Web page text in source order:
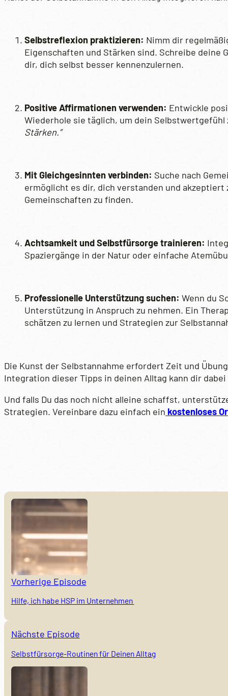
Selbstreflexion praktizieren: Nimm dir
Eigenschaften und Stärken sind. Schreibe deine
dir, dich selbst besser kennenzulernen.
Positive Affirmationen verwenden: Entwickle
Wiederhole sie täglich, um dein
Stärken.”
Mit Gleichgesinnten verbinden: Suche nach
ermöglicht es dir, dich verstanden und akzeptiert
Gemeinschaften zu finden.
Achtsamkeit und Selbstfürsorge trainieren:
Spaziergänge in der Natur oder einfache
Professionelle Unterstützung suchen: Wenn du
Unterstützung in Anspruch zu nehmen. Ein
schätzen zu lernen und Strategien zur
Die Kunst der Selbstannahme erfordert Zeit und
Integration dieser Tipps in deinen Alltag kann dir
Und falls Du das noch nicht alleine schaffst,
Strategien. Vereinbare dazu einfach ein kostenloses
Vorherige Episode
Hilfe, ich habe HSP im Unternehmen
Nächste Episode
Selbstfürsorge-Routinen für Deinen Alltag